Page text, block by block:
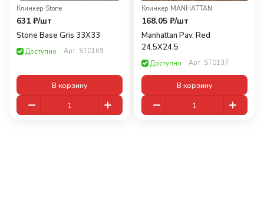
Клинкер·Stone
631 ₽/шт
Stone Base Gris 33X33
Доступно Арт. ST0169
В корзину
Клинкер·MANHATTAN
168.05 ₽/шт
Manhattan Pav. Red
24.5X24.5
Доступно Арт. ST0137
В корзину